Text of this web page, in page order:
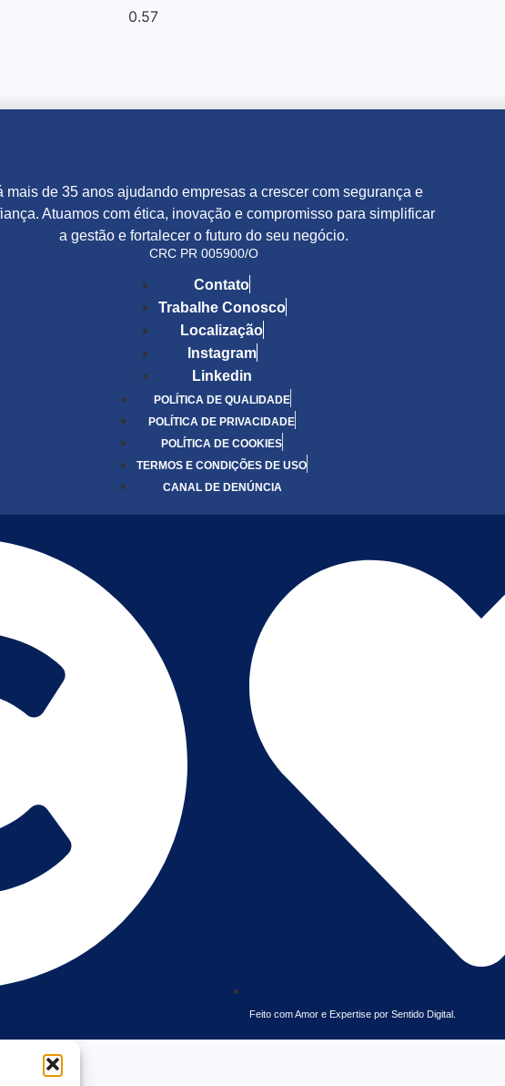
mais de 35 anos ajudando empresas a crescer com segurança e
Atuamos com ética, inovação e compromisso para simplificar
a gestão e fortalecer o futuro do seu negócio.
CRC PR 005900/O
Contato
Trabalhe Conosco
Localização
Instagram
Linkedin
POLÍTICA DE QUALIDADE
POLÍTICA DE PRIVACIDADE
POLÍTICA DE COOKIES
TERMOS E CONDIÇÕES DE USO
CANAL DE DENÚNCIA
Feito com Amor e Expertise por Sentido Digital.